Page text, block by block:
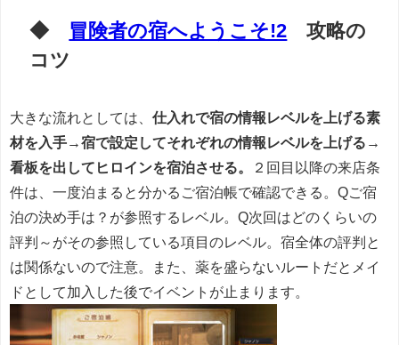
◆ 冒険者の宿へようこそ!2 攻略の
コツ
大きな流れとしては、 仕入れで宿の情報レベルを上げる素
材を入手→宿で設定してそれぞれの情報レベルを上げる→
看板を出してヒロインを宿泊させる。
２回目以降の来店条
件は、一度泊まると分かるご宿泊帳で確認できる。Qご宿
泊の決め手は？が参照するレベル。Q次回はどのくらいの
評判～がその参照している項目のレベル。宿全体の評判と
は関係ないので注意。また、薬を盛らないルートだとメイ
ドとして加入した後でイベントが止まります。